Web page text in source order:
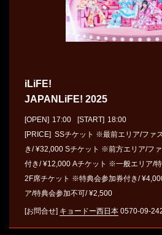
iLiFE!
JAPANLiFE! 2025
[OPEN] 17:00 [START] 18:00
[PRICE] SSチケット ※最前エリア/ファ
き/ ¥32,000 Sチケット ※前⽅エリア/フ
付き/ ¥12,000 Aチケット ※⼀般エリア/
2F席チケット ※特典会参加券付き/
ア/特典会参加不可/ ¥2,500
[お問合せ] キョードー⻄⽇本 0570-09-